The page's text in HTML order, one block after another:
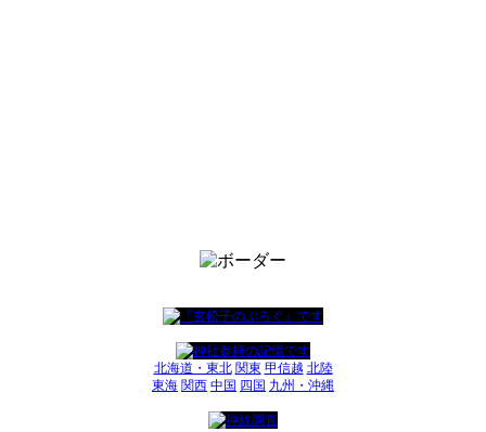
北海道・東北 関東 甲信越 北陸
東海 関西 中国 四国 九州・沖縄